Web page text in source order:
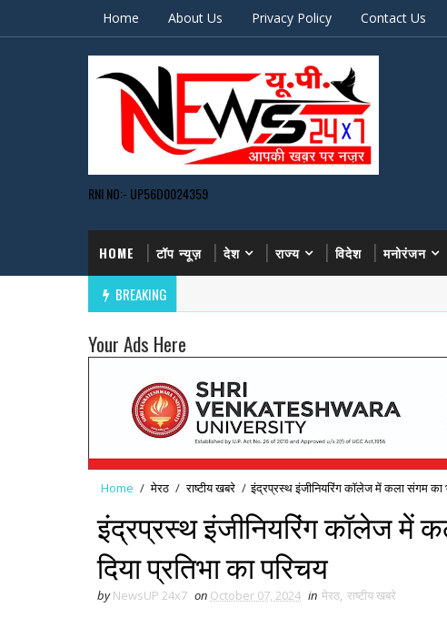
Home About Us Privacy Policy Contact Us
RNI NO:- UP56D0024359
HOME टॉप न्यूज़ देश राज्य विदेश मनोरंजन
BREAKING
Your Ads Here
Home / मेरठ / राष्टीय खबरे / इंद्रप्रस्थ इंजीनियरिंग कॉलेज में कला संगम का
इंद्रप्रस्थ इंजीनियरिंग कॉलेज में
दिया प्रतिभा का परिचय
by NewsUP 24x7 on October 07, 2024 in मेरठ, राष्टीय खबरे